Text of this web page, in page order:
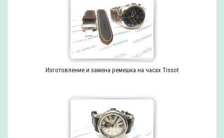
Изготовление и замена ремешка на часах Tissot